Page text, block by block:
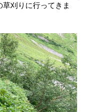
刈りに行ってきま